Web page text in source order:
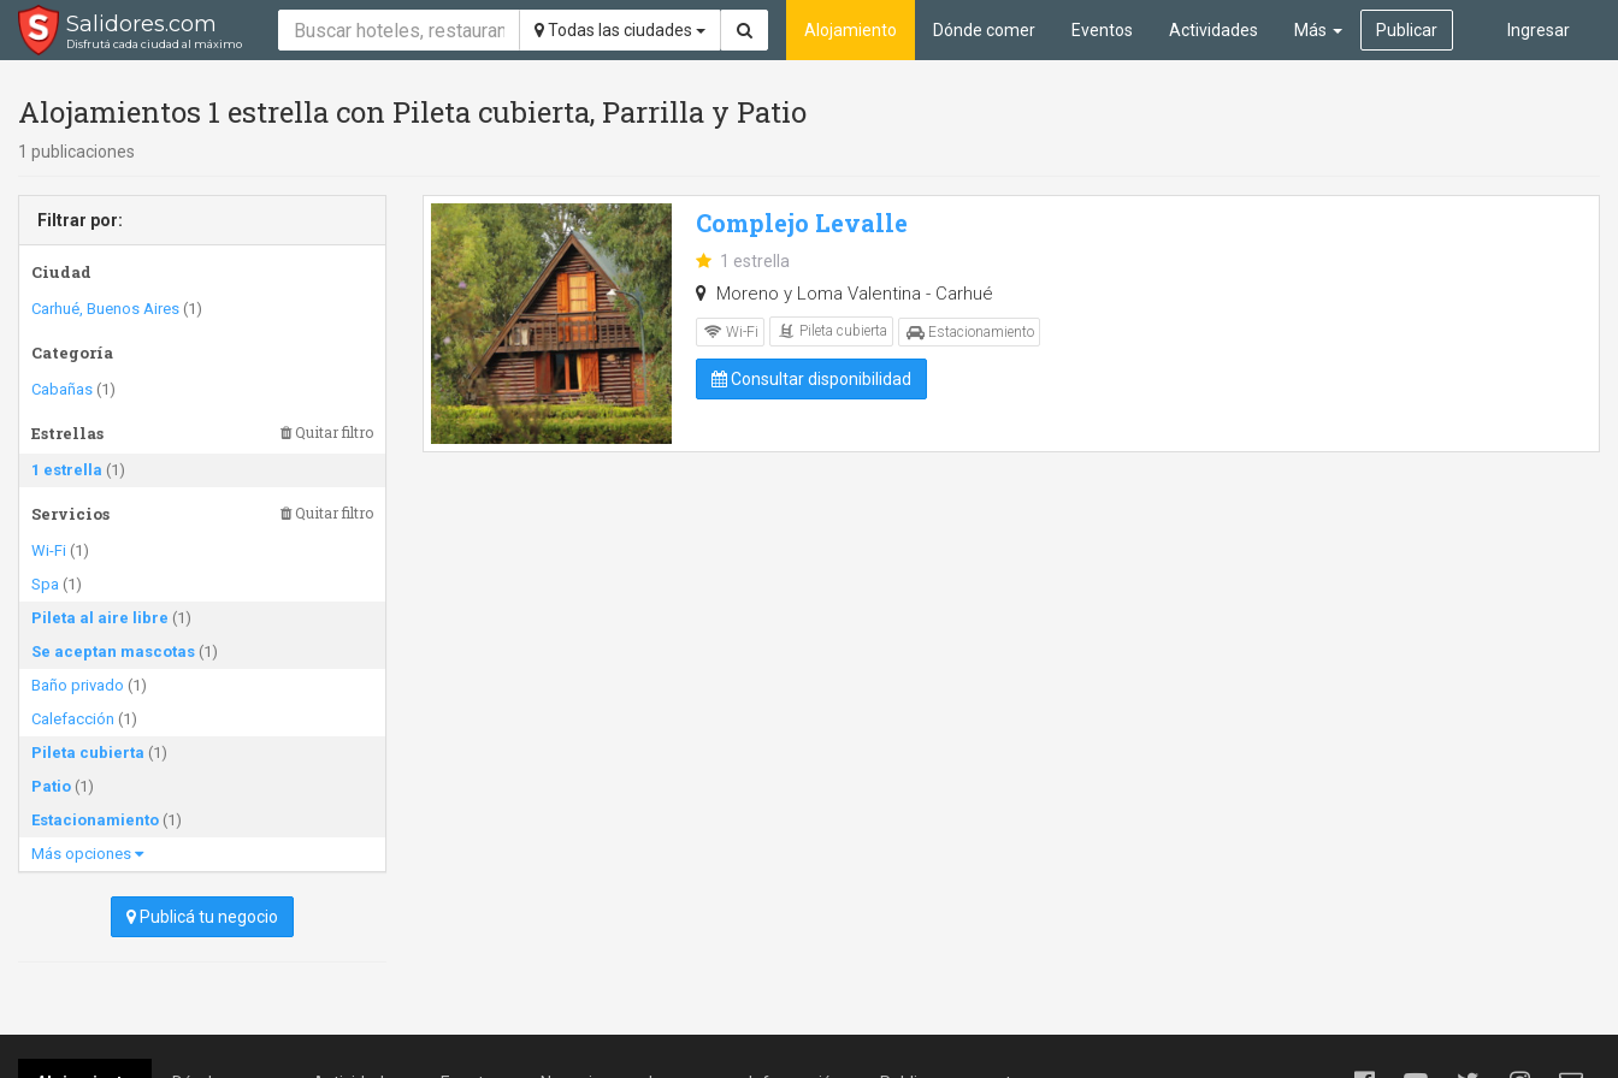
Salidores.com
Disfrutá cada ciudad al máximo
Todas las ciudades Ingresar
Alojamiento Dónde comer Eventos Actividades Más Publicar
Alojamientos 1 estrella con Pileta cubierta, Parrilla y Patio
1 publicaciones
Filtrar por:
Ciudad
Carhué, Buenos Aires (1)
Categoría
Cabañas (1)
Estrellas Quitar filtro
1 estrella (1)
Servicios Quitar filtro
Wi-Fi (1)
Spa (1)
Pileta al aire libre (1)
Se aceptan mascotas (1)
Baño privado (1)
Calefacción (1)
Pileta cubierta (1)
Patio (1)
Estacionamiento (1)
Más opciones
Publicá tu negocio
Complejo Levalle
1 estrella
Moreno y Loma Valentina - Carhué
Wi-Fi Pileta cubierta Estacionamiento
Consultar disponibilidad